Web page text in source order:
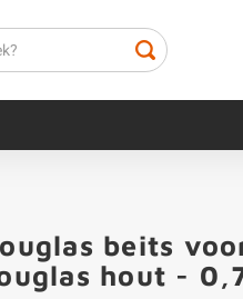
Blauwsteen sokkelsbeits
hout -